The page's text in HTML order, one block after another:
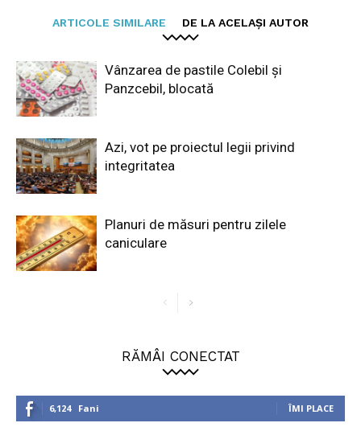
ARTICOLE SIMILARE DE LA ACELAȘI AUTOR
Vânzarea de pastile Colebil și
Panzcebil, blocată
Azi, vot pe proiectul legii privind
integritatea
Planuri de măsuri pentru zilele
caniculare
RĂMÂI CONECTAT
6,124 Fani ÎMI PLACE